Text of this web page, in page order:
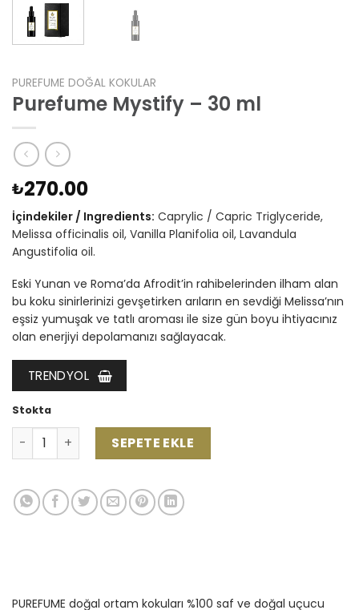
PUREFUME DOĞAL KOKULAR
Purefume Mystify – 30 ml
₺270.00
İçindekiler / Ingredients: Caprylic / Capric Triglyceride,
Melissa officinalis oil, Vanilla Planifolia oil, Lavandula
Angustifolia oil.
Eski Yunan ve Roma’da Afrodit’in rahibelerinden ilham alan
bu koku sinirlerinizi gevşetirken arıların en sevdiği Melissa’nın
eşsiz yumuşak ve tatlı aroması ile size gün boyu ihtiyacınız
olan enerjiyi depolamanızı sağlayacak.
TRENDYOL
Stokta
Purefume Mystify - 30 ml adet
SEPETE EKLE
PUREFUME doğal ortam kokuları %100 saf ve doğal uçucu